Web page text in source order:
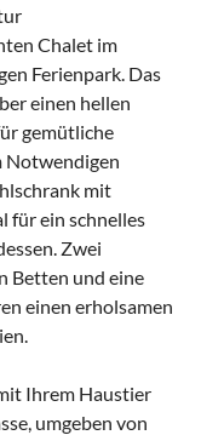
Chalet im
Ferienpark. Das
einen hellen
gemütliche
Notwendigen
mit
für ein schnelles
Zwei
Betten und eine
einen erholsamen
Ihrem Haustier
umgeben von